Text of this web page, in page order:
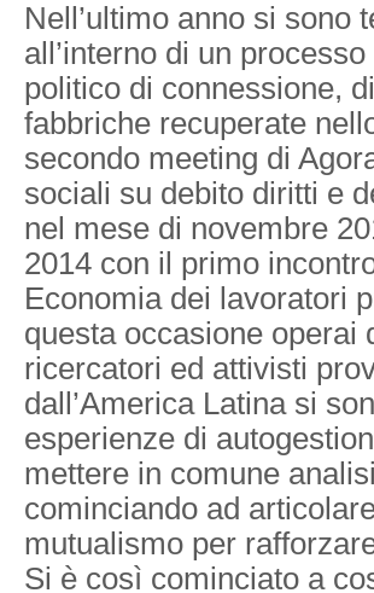
Nell’ultimo anno si sono
all’interno di un
politico di connessione,
fabbriche recuperate
secondo meeting di
sociali su debito diritti e
nel mese di novembre
2014 con il primo
Economia dei lavoratori
questa occasione operai
ricercatori ed attivisti
dall’America Latina si
esperienze di
mettere in comune
cominciando ad
mutualismo per
Si è così cominciato a